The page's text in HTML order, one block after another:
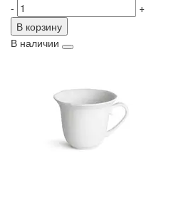
-
+
В корзину
В наличии